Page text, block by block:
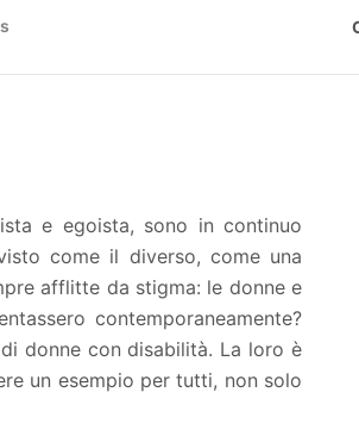
e egoista, sono in continuo
come il diverso, come una
afflitte da stigma: le donne e
contemporaneamente?
donne con disabilità. La loro è
un esempio per tutti, non solo